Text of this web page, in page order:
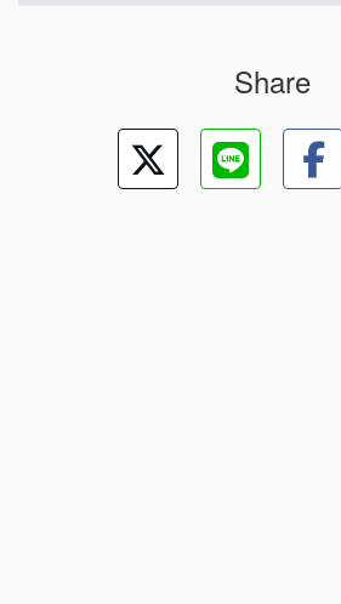
Share